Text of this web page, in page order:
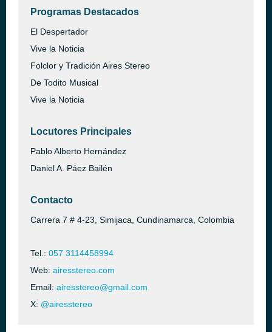
Programas Destacados
El Despertador
Vive la Noticia
Folclor y Tradición Aires Stereo
De Todito Musical
Vive la Noticia
Locutores Principales
Pablo Alberto Hernández
Daniel A. Páez Bailén
Contacto
Carrera 7 # 4-23, Simijaca, Cundinamarca, Colombia
Tel.: 057 3114458994
Web: airesstereo.com
Email: airesstereo@gmail.com
X: @airesstereo